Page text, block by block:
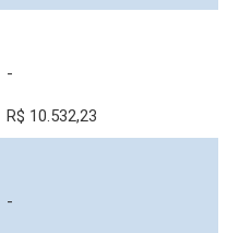
-
R$ 10.532,23
-